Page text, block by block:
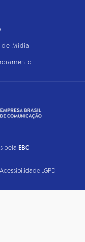
de Mídia
pela EBC
Acessibilidade|LGPD